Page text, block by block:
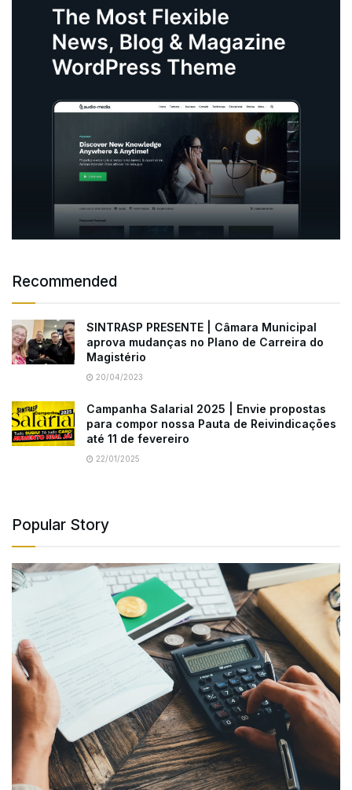
Recommended
SINTRASP PRESENTE | Câmara Municipal
aprova mudanças no Plano de Carreira do
Magistério
20/04/2023
Campanha Salarial 2025 | Envie propostas
para compor nossa Pauta de Reivindicações
até 11 de fevereiro
22/01/2025
Popular Story